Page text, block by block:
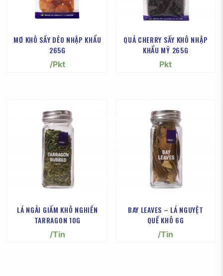
MƠ KHÔ SẤY DẺO NHẬP KHẨU
265G
/Pkt
QUẢ CHERRY SẤY KHÔ NHẬP
KHẨU MỸ 265G
Pkt
LÁ NGẢI GIẤM KHÔ NGHIỀN
TARRAGON 10G
/Tin
BAY LEAVES – LÁ NGUYỆT
QUẾ KHÔ 6G
/Tin